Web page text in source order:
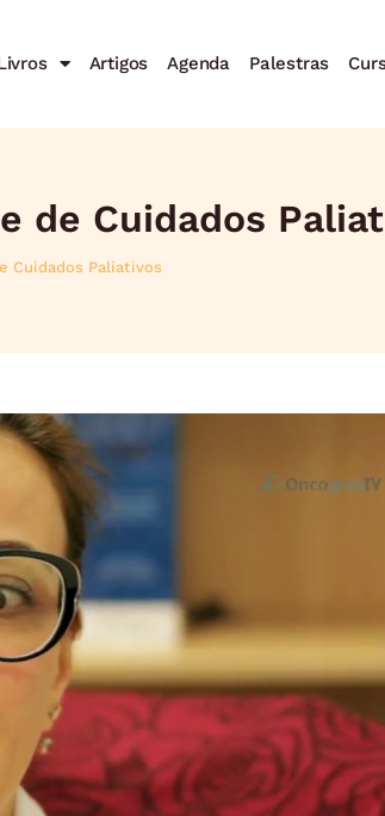
Artigos Agenda Palestras
de Cuidados
Cuidados Paliativos